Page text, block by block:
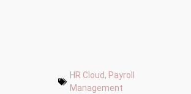
HR Cloud, Payroll
Management